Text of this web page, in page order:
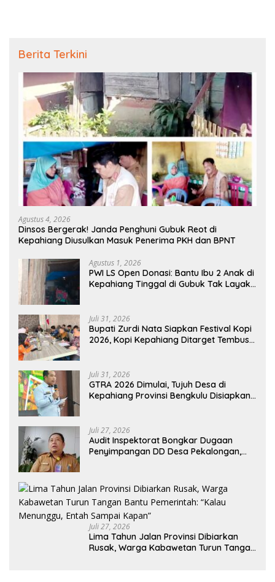
Berita Terkini
Agustus 4, 2026
Dinsos Bergerak! Janda Penghuni Gubuk Reot di
Kepahiang Diusulkan Masuk Penerima PKH dan BPNT
Agustus 1, 2026
PWI LS Open Donasi: Bantu Ibu 2 Anak di
Kepahiang Tinggal di Gubuk Tak Layak
Juli 31, 2026
Bupati Zurdi Nata Siapkan Festival Kopi
2026, Kopi Kepahiang Ditarget Tembus
Juli 31, 2026
GTRA 2026 Dimulai, Tujuh Desa di
Kepahiang Provinsi Bengkulu Disiapkan
Juli 27, 2026
Audit Inspektorat Bongkar Dugaan
Penyimpangan DD Desa Pekalongan,
Juli 27, 2026
Lima Tahun Jalan Provinsi Dibiarkan
Rusak, Warga Kabawetan Turun Tangan